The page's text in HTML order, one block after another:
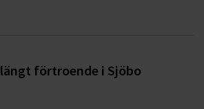
förtroende i Sjöbo